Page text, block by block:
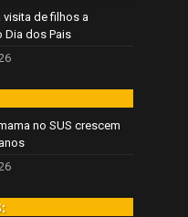
visita de filhos a
Dia dos Pais
no SUS crescem